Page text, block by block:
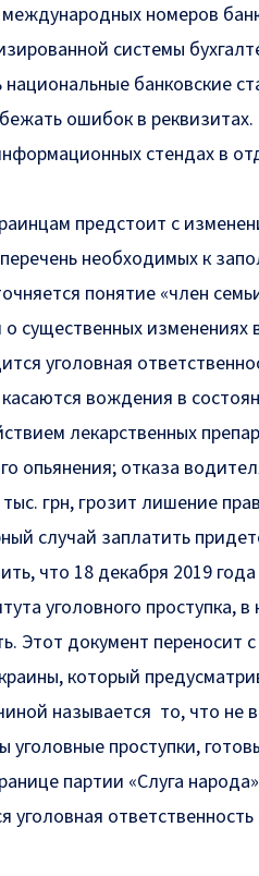
номеров
системы
банковские
ошибок в
стендах в
предстоит с
необходимых к
понятие «член
существенных
уголовная
вождения в
лекарственных
опьянения; отказа
грн, грозит лишение
случай заплатить
что 18 декабря 2019
уголовного проступка,
Этот документ переносит
который
называется то, что не
уголовные проступки,
партии «Слуга
уголовная